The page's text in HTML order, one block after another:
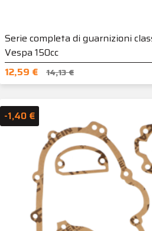
Serie completa di guarnizioni
Vespa 150cc
12,59 €
14,13 €
-1,40 €